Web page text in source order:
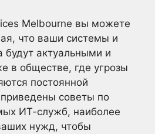
Melbourne вы можете
что ваши системы и
будут актуальными и
в обществе, где угрозы
постоянной
советы по
ИТ-служб, наиболее
нужд, чтобы